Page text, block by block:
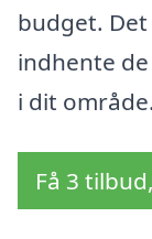
budget.
indhente
i dit område.
Få 3